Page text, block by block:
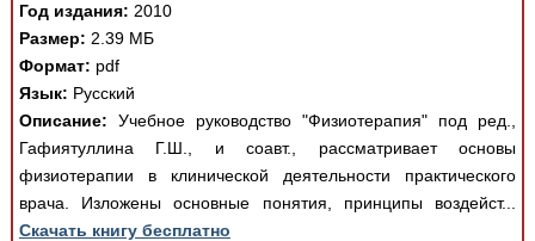
Год издания: 2010
Размер: 2.39 МБ
Формат: pdf
Язык: Русский
Описание: Учебное руководство "Физиотерапия" под ред.,
Гафиятуллина Г.Ш., и соавт., рассматривает основы
физиотерапии в клинической деятельности практического
врача. Изложены основные понятия, принципы воздейст...
Скачать книгу бесплатно